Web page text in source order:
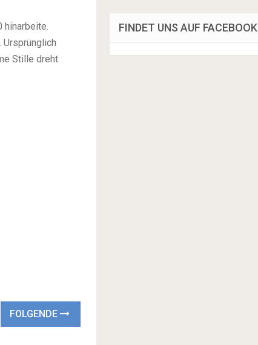
hinarbeite.
Stille dreht
FOLGENDE
FINDET UNS AUF FACEBOOK